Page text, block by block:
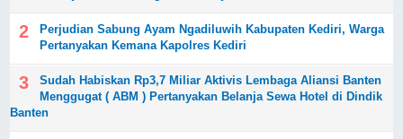
Perjudian Sabung Ayam Ngadiluwih Kabupaten Kediri, Warga
Pertanyakan Kemana Kapolres Kediri
‎Sudah Habiskan Rp3,7 Miliar ‎Aktivis Lembaga Aliansi Banten
Menggugat ( ABM ) Pertanyakan Belanja Sewa Hotel di Dindik
Banten